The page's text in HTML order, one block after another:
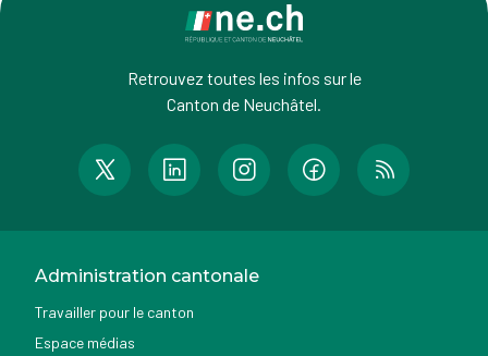
Retrouvez toutes les infos sur le
Canton de Neuchâtel.
Administration cantonale
Travailler pour le canton
Espace médias